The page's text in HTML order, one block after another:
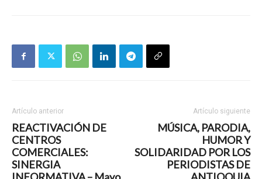
Artículo anterior
REACTIVACIÓN DE
CENTROS
COMERCIALES:
SINERGIA
Artículo siguiente
MÚSICA, PARODIA,
HUMOR Y
SOLIDARIDAD POR LOS
PERIODISTAS DE